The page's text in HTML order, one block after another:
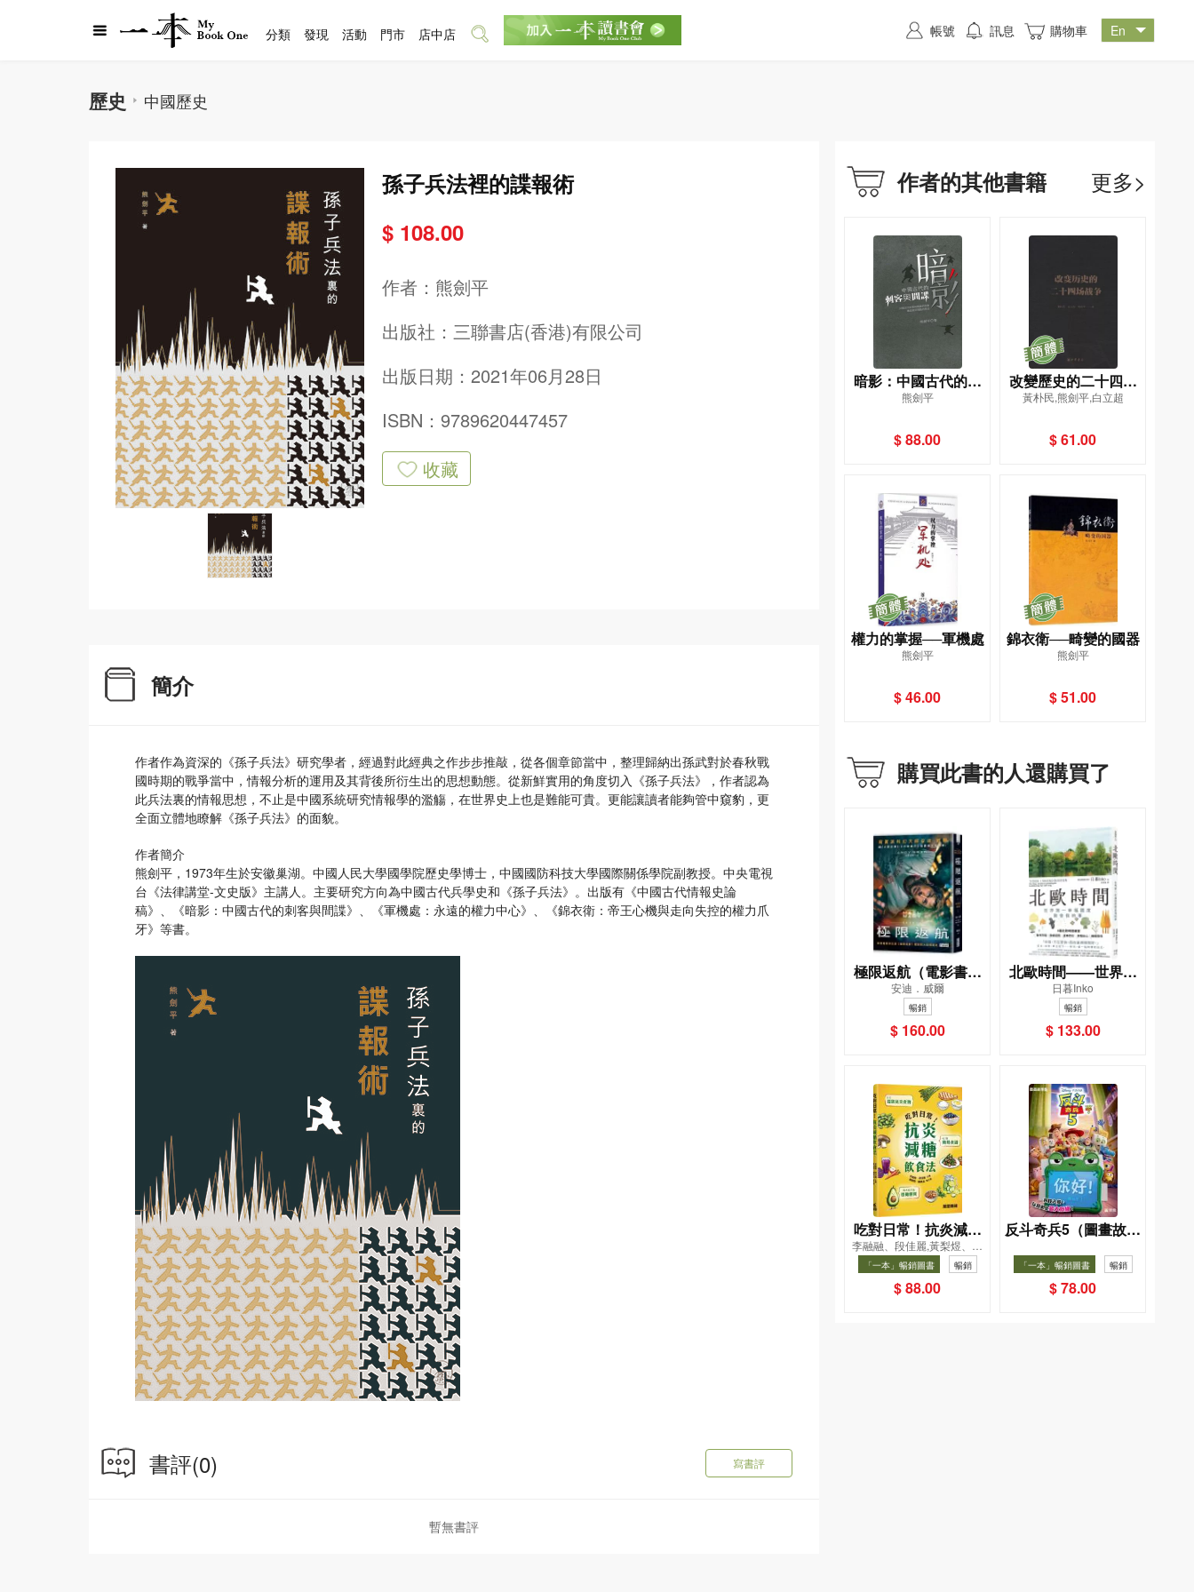
歷史 中國歷史
孫子兵法裡的諜報術
$ 108.00
作者： 熊劍平
出版社： 三聯書店(香港)有限公司
出版日期：2021年06月28日
ISBN：9789620447457
收藏
簡介
作者作為資深的《孫子兵法》研究學者，經過對此經典之作步步推敲，從各個章節當中，整理歸納出孫武對於春秋戰
國時期的戰爭當中，情報分析的運用及其背後所衍生出的思想動態。從新鮮實用的角度切入《孫子兵法》，作者認為
此兵法裏的情報思想，不止是中國系統研究情報學的濫觴，在世界史上也是難能可貴。更能讓讀者能夠管中窺豹，更
全面立體地瞭解《孫子兵法》的面貌。
作者簡介
熊劍平，1973年生於安徽巢湖。中國人民大學國學院歷史學博士，中國國防科技大學國際關係學院副教授。中央電視
台《法律講堂-文史版》主講人。主要研究方向為中國古代兵學史和《孫子兵法》。出版有《中國古代情報史論
稿》、《暗影：中國古代的刺客與間諜》、《軍機處：永遠的權力中心》、《錦衣衛：帝王心機與走向失控的權力爪
牙》等書。
書評(0) 寫書評
暫無書評
作者的其他書籍 更多>
暗影：中國古代的刺
客與間諜
熊劍平
$ 88.00
改變歷史的二十四場
戰爭
黃朴民,熊劍平,白立超
$ 61.00
權力的掌握──軍機處
熊劍平
$ 46.00
錦衣衛──畸變的國器
熊劍平
$ 51.00
購買此書的人還購買了
極限返航（電影書衣
典藏版）（獨家收錄
作者訪談）
安迪．威爾
暢銷
$ 160.00
北歐時間——世界第
一幸福國度教會我的
事
日暮Inko
暢銷
$ 133.00
吃對日常！抗炎減糖
飲食法
李融融、段佳麗,黃梨煜、顧
凱辰
「一本」暢銷圖書 暢銷
$ 88.00
反斗奇兵5（圖畫故事
版）
「一本」暢銷圖書 暢銷
$ 78.00
分類 發現 活動 門市 店中店 帳號 訊息 購物車